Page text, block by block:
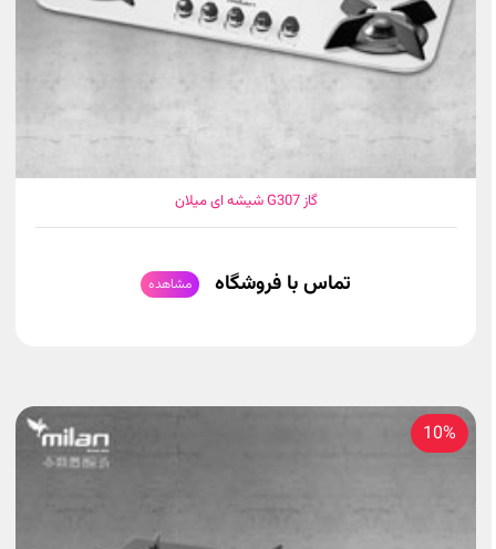
گاز G307 شیشه ای میلان
تماس با فروشگاه مشاهده
10%